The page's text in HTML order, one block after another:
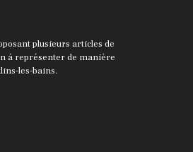
plusieurs articles de
à représenter de manière
les-bains.